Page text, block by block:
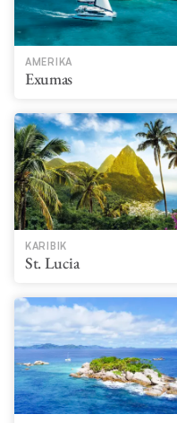
AMERIKA
Exumas
KARIBIK
St. Lucia